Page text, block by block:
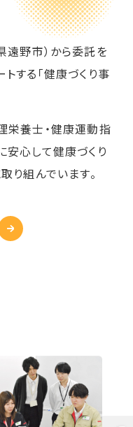
遠野市）から委託を
する「健康づくり事
栄養士・健康運動指
心して健康づくり
り組んでいます。